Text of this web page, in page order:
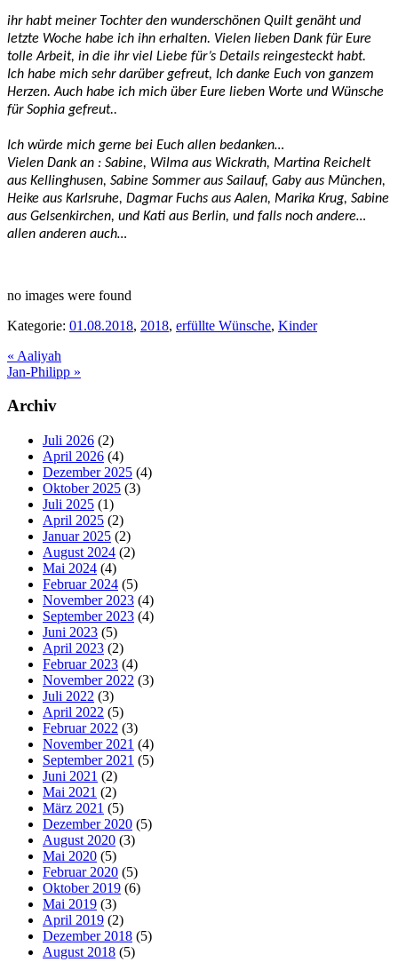
ihr habt meiner Tochter den wunderschönen Quilt genäht und
letzte Woche habe ich ihn erhalten. Vielen lieben Dank für Eure
tolle Arbeit, in die ihr viel Liebe für’s Details reingesteckt habt.
Ich habe mich sehr darüber gefreut, Ich danke Euch von ganzem
Herzen. Auch habe ich mich über Eure lieben Worte und Wünsche
für Sophia gefreut..
Ich würde mich gerne bei Euch allen bedanken…
Vielen Dank an : Sabine, Wilma aus Wickrath, Martina Reichelt
aus Kellinghusen, Sabine Sommer aus Sailauf, Gaby aus München,
Heike aus Karlsruhe, Dagmar Fuchs aus Aalen, Marika Krug, Sabine
aus Gelsenkirchen, und Kati aus Berlin, und falls noch andere…
allen anderen auch…
no images were found
Kategorie: 01.08.2018, 2018, erfüllte Wünsche, Kinder
Vorheriger
Beitrag:
« Aaliyah
Nächster
Jan-Philipp »
Seitenspalte
Archiv
Juli 2026 (2)
April 2026 (4)
Dezember 2025 (4)
Oktober 2025 (3)
Juli 2025 (1)
April 2025 (2)
Januar 2025 (2)
August 2024 (2)
Mai 2024 (4)
Februar 2024 (5)
November 2023 (4)
September 2023 (4)
Juni 2023 (5)
April 2023 (2)
Februar 2023 (4)
November 2022 (3)
Juli 2022 (3)
April 2022 (5)
Februar 2022 (3)
November 2021 (4)
September 2021 (5)
Juni 2021 (2)
Mai 2021 (2)
März 2021 (5)
Dezember 2020 (5)
August 2020 (3)
Mai 2020 (5)
Februar 2020 (5)
Oktober 2019 (6)
Mai 2019 (3)
April 2019 (2)
Dezember 2018 (5)
August 2018 (5)